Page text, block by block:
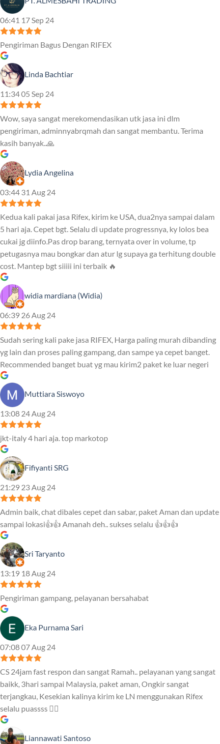
06:41 17 Sep 24
Pengiriman Bagus Dengan RIFEX
Linda Bachtiar
11:34 05 Sep 24
Wow, saya sangat merekomendasikan utk jasa ini dlm
pengiriman, adminnyabrqmah dan sangat membantu. Terima
kasih banyak..🙏
Lydia Angelina
03:44 31 Aug 24
Kedua kali pakai jasa Rifex, kirim ke USA, dua2nya sampai dalam
5 hari aja. Cepet bgt. Selalu di update progressnya, ky lolos bea
cukai jg diinfo.Pas drop barang, ternyata over in volume, tp
petugasnya mau bongkar dan atur lg supaya ga terhitung double
cost. Mantep bgt siiiii ini terbaik 🔥
widia mardiana (Widia)
06:39 26 Aug 24
Sudah sering kali pake jasa RIFEX, Harga paling murah dibanding
yg lain dan proses paling gampang, dan sampe ya cepet banget.
Recommended banget buat yg mau kirim2 paket ke luar negeri
Muttiara Siswoyo
13:08 24 Aug 24
jkt-italy 4 hari aja. top markotop
Fifiyanti SRG
21:29 23 Aug 24
Admin baik, chat dibales cepet dan sabar, paket Aman dan update
sampai lokasi👍👍 Amanah deh.. sukses selalu 👍👍👍
Sri Taryanto
13:19 18 Aug 24
Pengiriman gampang, pelayanan bersahabat
Eka Purnama Sari
07:08 07 Aug 24
CS 24jam fast respon dan sangat Ramah.. pelayanan yang sangat
baikk, 3hari sampai Malaysia, paket aman, Ongkir sangat
terjangkau, Kesekian kalinya kirim ke LN menggunakan Rifex
selalu puassss ❤️‍🔥
Liannawati Santoso